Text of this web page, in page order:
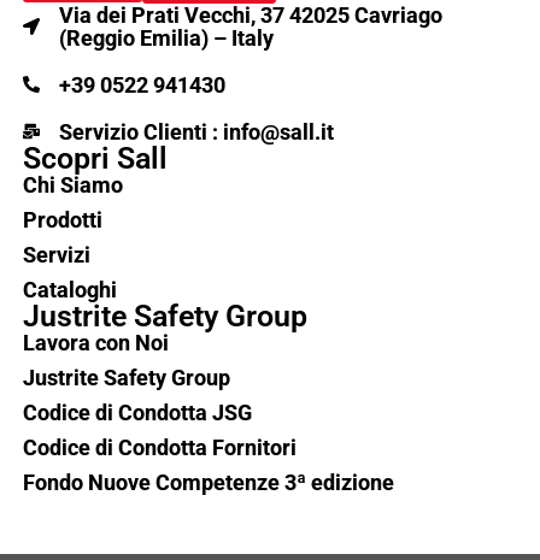
Via dei Prati Vecchi, 37 42025 Cavriago
(Reggio Emilia) – Italy
+39 0522 941430
Servizio Clienti : info@sall.it
Scopri Sall
Chi Siamo
Prodotti
Servizi
Cataloghi
Justrite Safety Group
Lavora con Noi
Justrite Safety Group
Codice di Condotta JSG
Codice di Condotta Fornitori
Fondo Nuove Competenze 3ª edizione